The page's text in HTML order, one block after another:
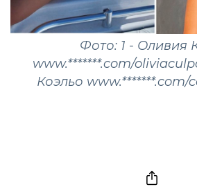
Фото: 1 - Оливия
www.*******.com/
Коэльо